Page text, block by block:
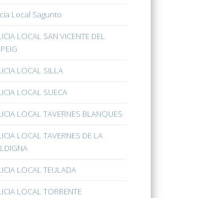
Local Sagunto
LOCAL SAN VICENTE DEL
LOCAL SILLA
LOCAL SUECA
LOCAL TAVERNES BLANQUES
LOCAL TAVERNES DE LA
LOCAL TEULADA
LOCAL TORRENTE